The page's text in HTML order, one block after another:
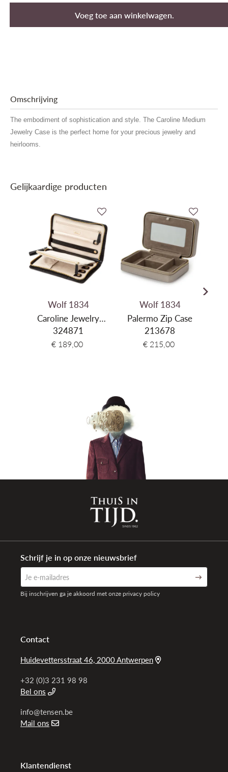
Voeg toe aan winkelwagen.
Omschrijving
The embodiment of sophistication and style. The Caroline Medium
Jewelry Case is the perfect home for your precious jewelry and
heirlooms.
Gelijkaardige producten
Wolf 1834
Caroline Jewelry
Portfolio
324871
€ 189,00
Wolf 1834
Palermo Zip Case
213678
€ 215,00
Contact
Huidevettersstraat 46, 2000 Antwerpen
+32 (0)3 231 98 98
Bel ons
info@tensen.be
Mail ons
Klantendienst
Schrijf je in op onze nieuwsbrief
Bij inschrijven ga je akkoord met onze privacy policy